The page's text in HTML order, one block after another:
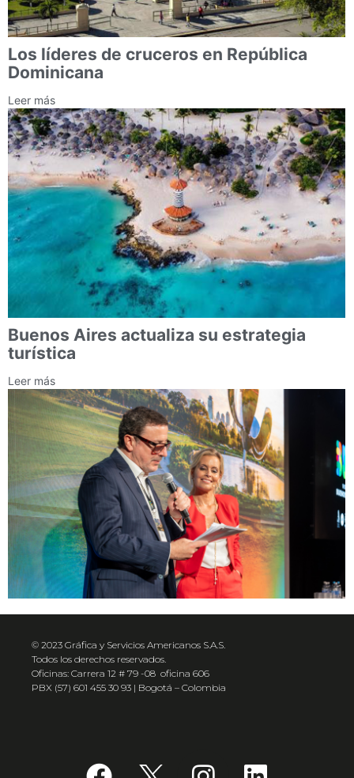
Los líderes de cruceros en República
Dominicana
Leer más
Buenos Aires actualiza su estrategia
turística
Leer más
© 2023 Gráfica y Servicios Americanos S.A.S.
Todos los derechos reservados.
Oficinas: Carrera 12 # 79 -08 oficina 606
PBX (57) 601 455 30 93 | Bogotá – Colombia